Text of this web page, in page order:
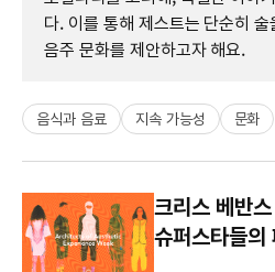
다. 이를 통해 제스트는 단순히
음주 문화를 제안하고자 해요.
음식과 음료 지속 가능성 문화
크리스 베반
슈퍼스타들의